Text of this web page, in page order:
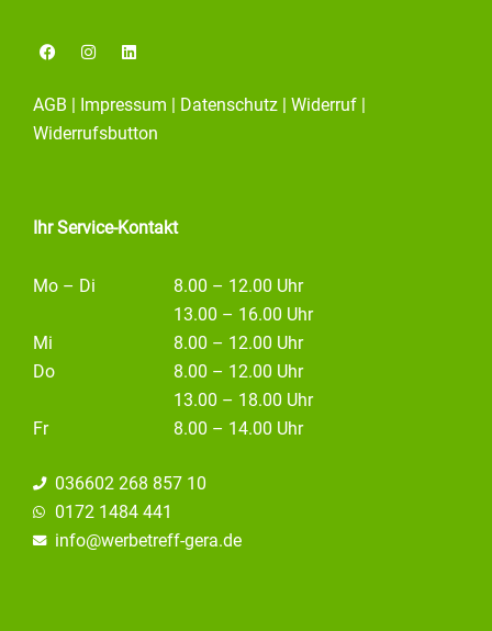
F
a
e
b
o
o
I
n
a
g
r
L
i
e
d
i
AGB Impressum Datenschutz Widerruf
Widerrufsbutton
Ihr Service-Kontakt
Mo – Di
8.00 – 12.00 Uhr
13.00 – 16.00 Uhr
Mi
8.00 – 12.00 Uhr
Do
8.00 – 12.00 Uhr
13.00 – 18.00 Uhr
Fr
8.00 – 14.00 Uhr
036602 268 857 10
0172 1484 441
info@werbetreff-gera.de